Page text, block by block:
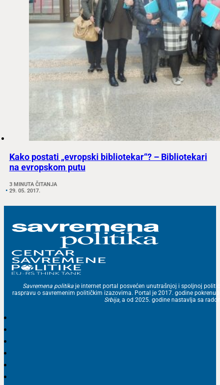
Kako postati „evropski bibliotekar“? – Bibliotekari
na evropskom putu
3 MINUTA ČITANJA
29. 05. 2017.
Savremena politika je internet portal posvećen unutrašnjoj i spoljnoj
raspravu o savremenim političkim izazovima. Portal je 2017. godine
Srbija, a od 2025. godine nastavlja sa